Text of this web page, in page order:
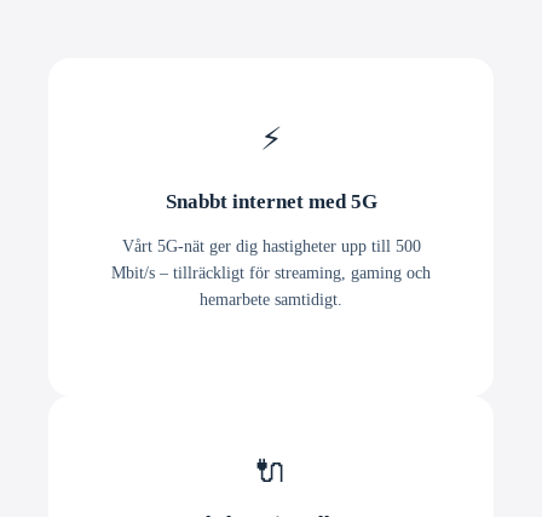
⚡
Snabbt internet med 5G
Vårt 5G-nät ger dig hastigheter upp till 500
Mbit/s – tillräckligt för streaming, gaming och
hemarbete samtidigt.
🔌